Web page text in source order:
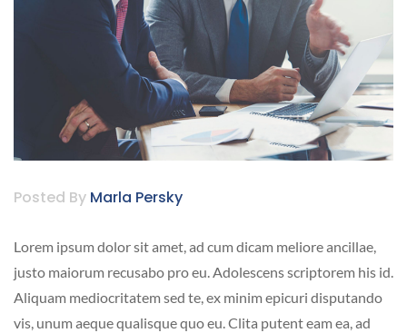
Posted By Marla Persky
Lorem ipsum dolor sit amet, ad cum dicam meliore ancillae,
justo maiorum recusabo pro eu. Adolescens scriptorem his id.
Aliquam mediocritatem sed te, ex minim epicuri disputando
vis, unum aeque qualisque quo eu. Clita putent eam ea, ad